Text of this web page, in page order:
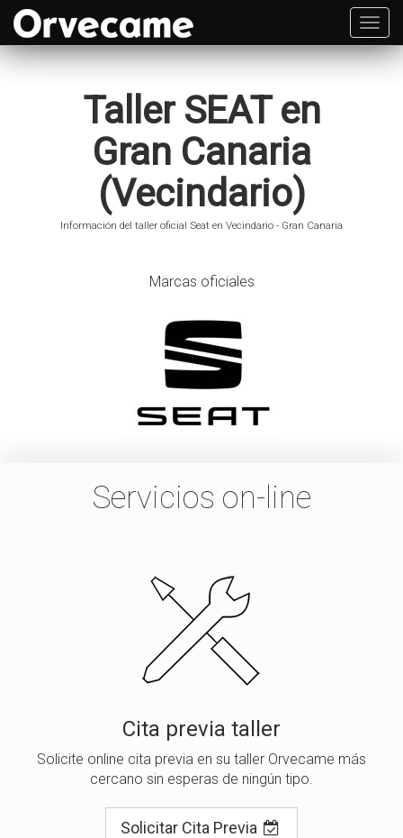
Taller SEAT en
Gran Canaria
(Vecindario)
Información del taller oficial Seat en Vecindario - Gran Canaria
Marcas oficiales
Servicios on-line
Cita previa taller
Solicite online cita previa en su taller Orvecame más
cercano sin esperas de ningún tipo.
Solicitar Cita Previa